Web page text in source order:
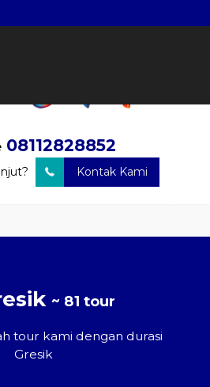
08112828852
Kontak Kami
~ 81 tour
tour kami dengan durasi
Gresik